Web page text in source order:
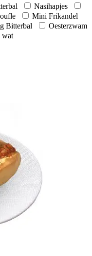
Nasihapjes
Mini Frikandel
Bitterbal
Oesterzwam
wat